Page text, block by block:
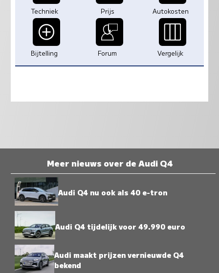
Techniek Prijs Autokosten
Bijtelling Forum Vergelijk
Meer nieuws over de Audi Q4
Audi Q4 nu ook als 40 e-tron
Audi Q4 tijdelijk voor 49.990 euro
Audi maakt prijzen vernieuwde Q4
bekend